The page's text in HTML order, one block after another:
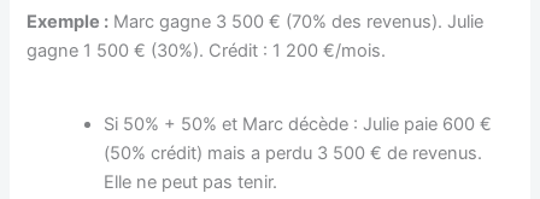
Exemple : Marc gagne 3 500 € (70% des revenus). Julie
gagne 1 500 € (30%). Crédit : 1 200 €/mois.
Si 50% + 50% et Marc décède : Julie paie 600 €
(50% crédit) mais a perdu 3 500 € de revenus.
Elle ne peut pas tenir.